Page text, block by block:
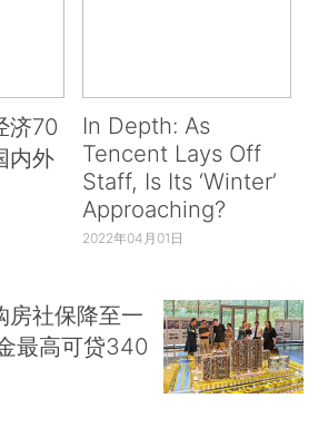
济70
内外
In Depth: As
Tencent Lays Off
Staff, Is Its ‘Winter’
Approaching?
2022年04月01日
房社保降至一
最高可贷340